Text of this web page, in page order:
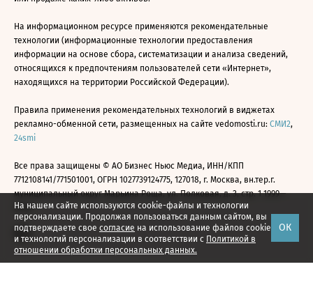
На нашем сайте используются cookie-файлы и технологии
персонализации. Продолжая пользоваться данным сайтом, вы
подтверждаете свое согласие на использование файлов cookie
и технологий персонализации в соответствии с Политикой в
отношении обработки персональных данных.
ОК
На информационном ресурсе применяются рекомендательные
технологии (информационные технологии предоставления
информации на основе сбора, систематизации и анализа сведений,
относящихся к предпочтениям пользователей сети «Интернет»,
находящихся на территории Российской Федерации).
Правила применения рекомендательных технологий в виджетах
рекламно-обменной сети, размещенных на сайте vedomosti.ru: СМИ2,
24smi
Все права защищены © АО Бизнес Ньюс Медиа, ИНН/КПП
7712108141/771501001, ОГРН 1027739124775, 127018, г. Москва, вн.тер.г.
муниципальный округ Марьина Роща, ул. Полковая, д. 3, стр. 1 1999—
2026